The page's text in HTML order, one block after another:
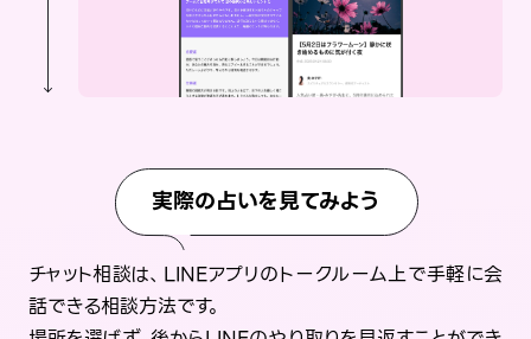
実際の占いを見てみよう
チャット相談は、LINEアプリのトークルーム上で手軽に会
話できる相談方法です。